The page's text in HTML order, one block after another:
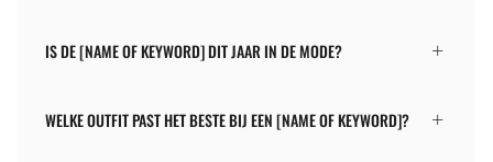
IS DE [NAME OF KEYWORD] DIT JAAR IN DE MODE?
WELKE OUTFIT PAST HET BESTE BIJ EEN [NAME OF KEYWORD]?